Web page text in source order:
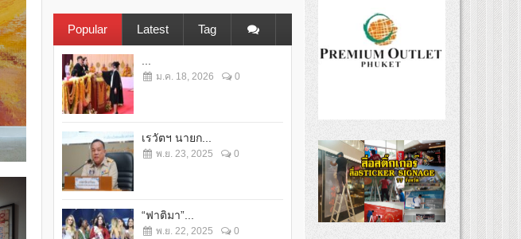
Popular Latest Tag
ม.ค. 18, 2026 0
เรวัตฯ นายก...
พ.ย. 23, 2025 0
“ฟาติมา”...
พ.ย. 22, 2025 0